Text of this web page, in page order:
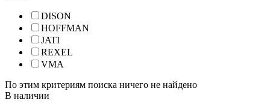
DISON
HOFFMAN
JATI
REXEL
VMA
По этим критериям поиска ничего не найдено
В наличии